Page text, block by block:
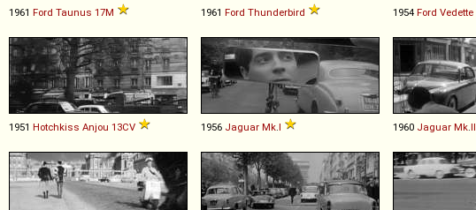
1961 Ford Taunus 17M 1961 Ford Thunderbird 1954 Ford Vedette
1951 Hotchkiss Anjou 13CV 1956 Jaguar Mk I 1960 Jaguar Mk II